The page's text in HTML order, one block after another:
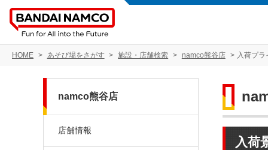
HOME あそび場をさがす 施設・店舗検索 namco熊谷店 入荷プラ
入荷
namco熊谷店
店舗情報